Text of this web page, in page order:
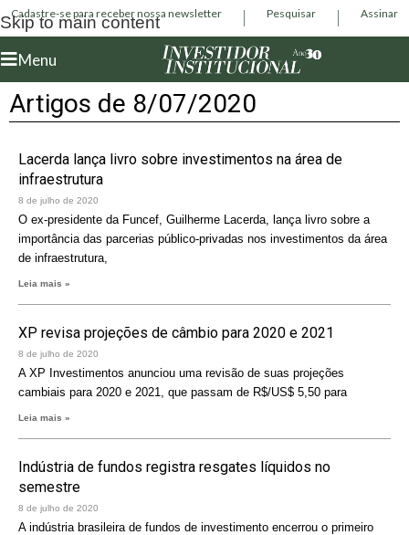
Skip to main content
Cadastre-se para receber nossa newsletter Pesquisar Assinar
Menu
Artigos de 8/07/2020
Lacerda lança livro sobre investimentos na área de
infraestrutura
8 de julho de 2020
O ex-presidente da Funcef, Guilherme Lacerda, lança livro sobre a
importância das parcerias público-privadas nos investimentos da área
de infraestrutura,
Leia mais »
XP revisa projeções de câmbio para 2020 e 2021
8 de julho de 2020
A XP Investimentos anunciou uma revisão de suas projeções
cambiais para 2020 e 2021, que passam de R$/US$ 5,50 para
Leia mais »
Indústria de fundos registra resgates líquidos no
semestre
8 de julho de 2020
A indústria brasileira de fundos de investimento encerrou o primeiro